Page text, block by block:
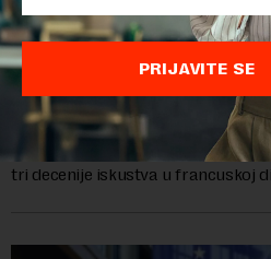
Ambasadorka Francuske:
sve prepreke
Od oktobra 2025. godine,
Srbiji obavlja Florans Ferari,
tri decenije iskustva u francuskoj
PRIJAVITE SE